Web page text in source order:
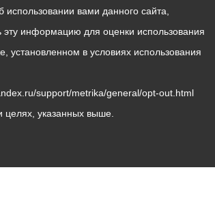
вами данного сайта,
информацию для оценки использования
установленном в условиях использования
support/metrika/general/opt-out.html
целях, указанных выше.